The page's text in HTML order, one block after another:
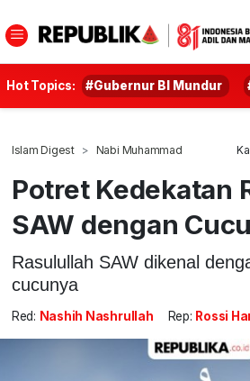
Hot Topics: #Gubernur BI Mundur
Islam Digest Nabi Muhammad
Potret Kedekatan
SAW dengan
Rasulullah SAW dikenal
cucunya
Red: Nashih Nashrullah Rep: Rossi